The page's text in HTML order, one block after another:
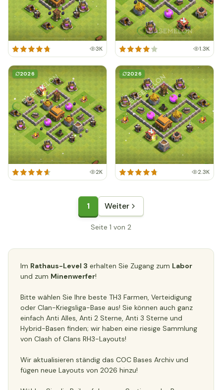
3K 1.3K
2026
2K
2026
2.3K
1 Weiter
Seite 1 von 2
Im Rathaus-Level 3 erhalten Sie Zugang zum Labor
und zum Minenwerfer!
Bitte wählen Sie Ihre beste TH3 Farmen, Verteidigung
oder Clan-Kriegsliga-Base aus! Sie können auch ganz
einfach Anti Alles, Anti 2 Sterne, Anti 3 Sterne und
Hybrid-Basen finden; wir haben eine riesige Sammlung
von Clash of Clans RH3-Layouts!
Wir aktualisieren ständig das COC Bases Archiv und
fügen neue Layouts von 2026 hinzu!